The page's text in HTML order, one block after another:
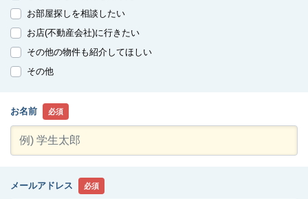
お部屋探しを相談したい
お店(不動産会社)に行きたい
その他の物件も紹介してほしい
その他
お名前 必須
メールアドレス 必須